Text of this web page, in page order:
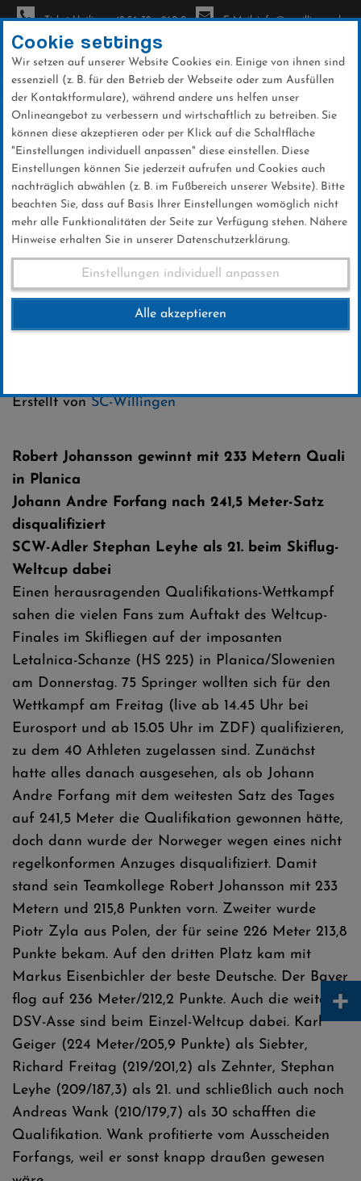
Direkt
zum
Inhalt
Ticket-Hotline: +49 56 32 - 960-0 E-Mail: info@sc-willingen.de
News
Qualifikation Planica
23.03.2017
Erstellt vonSC-Willingen
Robert Johansson gewinnt mit 233 Metern Quali
in Planica
Johann Andre Forfang nach 241,5 Meter-Satz
disqualifiziert
SCW-Adler Stephan Leyhe als 21. beim Skiflug-
Weltcup dabei
Einen herausragenden Qualifikations-Wettkampf
sahen die vielen Fans zum Auftakt des Weltcup-
Finales im Skifliegen auf der imposanten
Letalnica-Schanze (HS 225) in Planica/Slowenien
am Donnerstag. 75 Springer wollten sich für den
Wettkampf am Freitag (live ab 14.45 Uhr bei
Eurosport und ab 15.05 Uhr im ZDF) qualifizieren,
zu dem 40 Athleten zugelassen sind. Zunächst
hatte alles danach ausgesehen, als ob Johann
Andre Forfang mit dem weitesten Satz des Tages
auf 241,5 Meter die Qualifikation gewonnen hätte,
doch dann wurde der Norweger wegen eines nicht
regelkonformen Anzuges disqualifiziert. Damit
stand sein Teamkollege Robert Johansson mit 233
Metern und 215,8 Punkten vorn. Zweiter wurde
Piotr Zyla aus Polen, der für seine 226 Meter 213,8
Punkte bekam. Auf den dritten Platz kam mit
Markus Eisenbichler der beste Deutsche. Der Bayer
flog auf 236 Meter/212,2 Punkte. Auch die weiteren
DSV-Asse sind beim Einzel-Weltcup dabei. Karl
Geiger (224 Meter/205,9 Punkte) als Siebter,
Richard Freitag (219/201,2) als Zehnter, Stephan
Leyhe (209/187,3) als 21. und schließlich auch noch
Andreas Wank (210/179,7) als 30 schafften die
Qualifikation. Wank profitierte vom Ausscheiden
Forfangs, weil er sonst knapp draußen gewesen
Cookie settings
Wir setzen auf unserer Website Cookies ein. Einige von ihnen sind
essenziell (z. B. für den Betrieb der Webseite oder zum Ausfüllen
der Kontaktformulare), während andere uns helfen unser
Onlineangebot zu verbessern und wirtschaftlich zu betreiben. Sie
können diese akzeptieren oder per Klick auf die Schaltfläche
"Einstellungen individuell anpassen" diese einstellen. Diese
Einstellungen können Sie jederzeit aufrufen und Cookies auch
nachträglich abwählen (z. B. im Fußbereich unserer Website). Bitte
beachten Sie, dass auf Basis Ihrer Einstellungen womöglich nicht
mehr alle Funktionalitäten der Seite zur Verfügung stehen. Nähere
Hinweise erhalten Sie in unserer Datenschutzerklärung.
Einstellungen individuell anpassen
Alle akzeptieren
+